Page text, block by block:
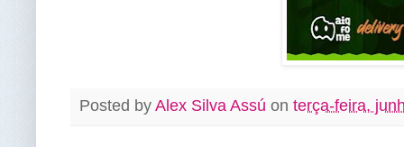
Posted by Alex Silva Assú on terça-feira,